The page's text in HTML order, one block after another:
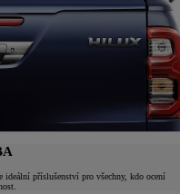
ideální příslušenství pro všechny, kdo ocení